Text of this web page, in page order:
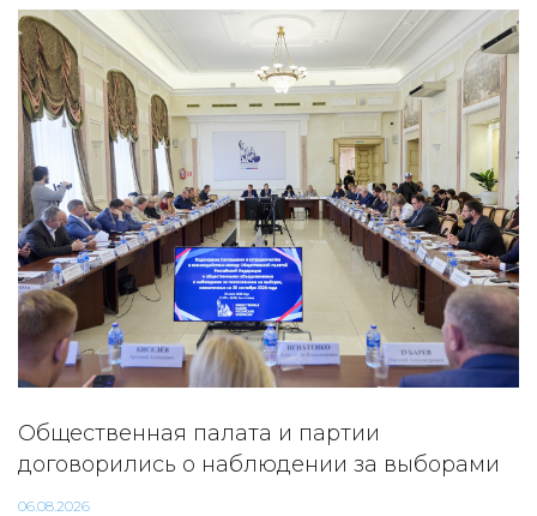
Общественная палата и партии
договорились о наблюдении за выборами
06.08.2026